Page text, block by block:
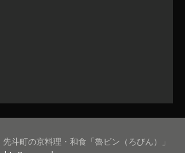
先斗町の京料理・和食「魯ビン（ろびん）」